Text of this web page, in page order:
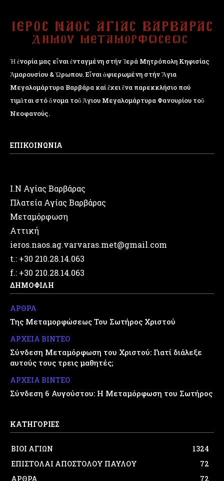
Ἡ ἐνορία μας εἶναι ἐνταγμένη στήν Ἱερά Μητρόπολη Κηφισίας
Ἁμαρουσίου & Ὠρωπου. Εἶναι ἀφιερωμένη στήν Ἅγια
Μεγαλομάρτυρα Βαρβάρα καί ἔχει ἕνα παρεκκλήσιο πού
τιμᾶται στό ὄνομα τοῦ Ἁγιου Μεγαλομάρτυρα Φανουρίου τοῦ
Νεοφανούς.
ΕΠΙΚΟΙΝΩΝΙΑ
Ι.Ν Αγίας Βαρβάρας
Πλατεία Αγίας Βαρβάρας
Μεταμόρφωση
Αττική
ieros.naos.ag.varvaras.met@gmail.com
t.: +30 210.28.14.063
f.: +30 210.28.14.063
ΔΗΜΟΦΙΛΗ
ΑΡΘΡΑ
Της Μεταμορφώσεως Του Σωτήρος Χριστού
ΑΡΧΕΙΑ ΒΙΝΤΕΟ
Σύνδεση Μεταμόρφωση του Χριστού: Γιατί διάλεξε
αυτούς τους τρεις μαθητές;
ΑΡΧΕΙΑ ΒΙΝΤΕΟ
Σύνδεση 6 Αυγούστου: Η Μεταμόρφωση του Σωτήρος
ΚΑΤΗΓΟΡΙΕΣ
ΒΙΟΙ ΑΓΙΩΝ
1324
ΕΠΙΣΤΟΛΑΙ ΑΠΟΣΤΟΛΟΥ ΠΑΥΛΟΥ
72
ΑΡΘΡΑ
72